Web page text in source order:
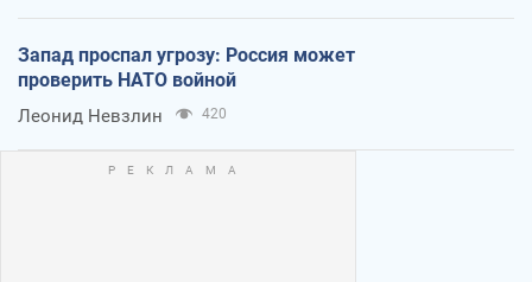
Запад проспал угрозу: Россия может
проверить НАТО войной
Леонид Невзлин 420